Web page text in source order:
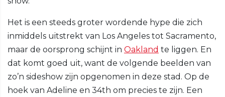
Het is een steeds groter wordende hype die zich
inmiddels uitstrekt van Los Angeles tot Sacramento,
maar de oorsprong schijnt in Oakland te liggen. En
dat komt goed uit, want de volgende beelden van
zo’n sideshow zijn opgenomen in deze stad. Op de
hoek van Adeline en 34th om precies te zijn. Een